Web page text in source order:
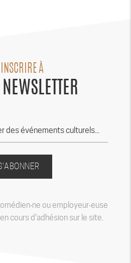
À
ou employeur‧euse
cours d'adhésion sur le site.